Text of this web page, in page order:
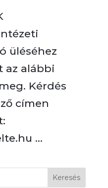
üléséhez
az alábbi
Kérdés
címen
...